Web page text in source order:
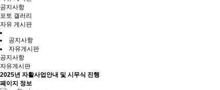
공지사항
포토 갤러리
자유 게시판
공지사항
자유게시판
공지사항
자유게시판
2025년 자활사업안내 및 시무식 진행
페이지 정보